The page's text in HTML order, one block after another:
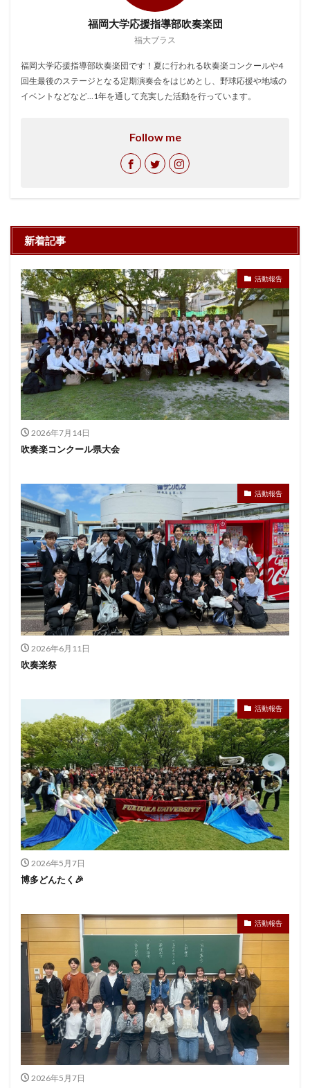
福岡大学応援指導部吹奏楽団
福大ブラス
福岡大学応援指導部吹奏楽団です！夏に行われる吹奏楽コンクールや4
回生最後のステージとなる定期演奏会をはじめとし、野球応援や地域の
イベントなどなど…1年を通して充実した活動を行っています。
Follow me
新着記事
活動報告
2026年7月14日
吹奏楽コンクール県大会
活動報告
2026年6月11日
吹奏楽祭
活動報告
2026年5月7日
博多どんたく🎉
活動報告
2026年5月7日